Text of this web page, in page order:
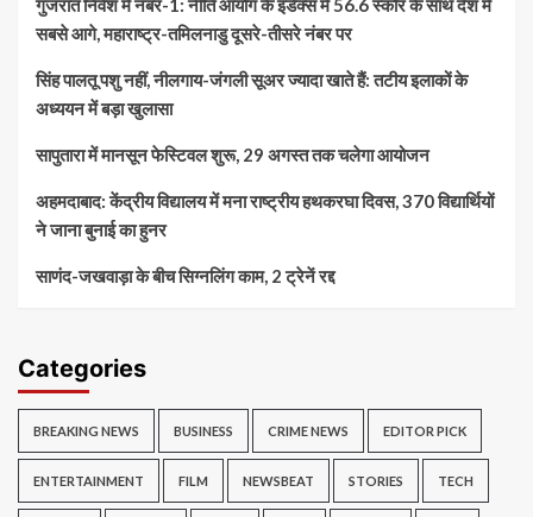
गुजरात निवेश में नंबर-1: नीति आयोग के इंडेक्स में 56.6 स्कोर के साथ देश में
सबसे आगे, महाराष्ट्र-तमिलनाडु दूसरे-तीसरे नंबर पर
सिंह पालतू पशु नहीं, नीलगाय-जंगली सूअर ज्यादा खाते हैं: तटीय इलाकों के
अध्ययन में बड़ा खुलासा
सापुतारा में मानसून फेस्टिवल शुरू, 29 अगस्त तक चलेगा आयोजन
अहमदाबाद: केंद्रीय विद्यालय में मना राष्ट्रीय हथकरघा दिवस, 370 विद्यार्थियों
ने जाना बुनाई का हुनर
साणंद-जखवाड़ा के बीच सिग्नलिंग काम, 2 ट्रेनें रद्द
Categories
BREAKING NEWS BUSINESS CRIME NEWS EDITOR PICK
ENTERTAINMENT FILM NEWSBEAT STORIES TECH